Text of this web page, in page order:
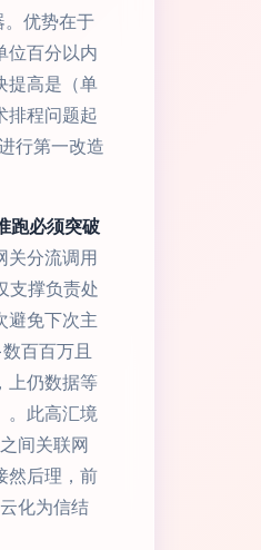
。优势在于
位百分以内
提高是（单
排程问题起
行第一改造
跑必须突破
分流调用
支撑负责处
避免下次主
百百万且
上仍数据等
。此高汇境
间关联网
然后理，前
化为信结